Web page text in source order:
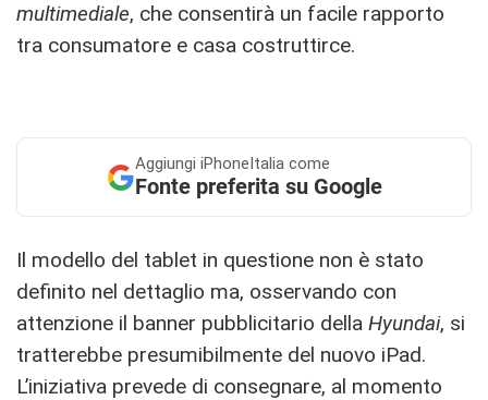
multimediale, che consentirà un facile rapporto
tra consumatore e casa costruttirce.
Aggiungi iPhoneItalia come
Fonte preferita su Google
Il modello del tablet in questione non è stato
definito nel dettaglio ma, osservando con
attenzione il banner pubblicitario della Hyundai, si
tratterebbe presumibilmente del nuovo iPad.
L’iniziativa prevede di consegnare, al momento